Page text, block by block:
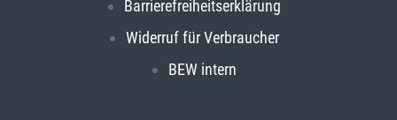
Barrierefreiheitserklärung
Widerruf für Verbraucher
BEW intern